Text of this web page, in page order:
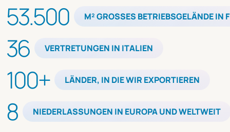
53.500 M² GROSSES BETRIEBSGELÄNDE IN
36 VERTRETUNGEN IN ITALIEN
100+ LÄNDER, IN DIE WIR EXPORTIEREN
8 NIEDERLASSUNGEN IN EUROPA UND WELTWEIT